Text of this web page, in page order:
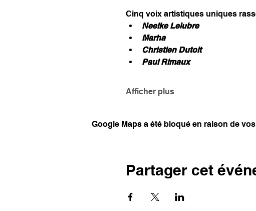
Cinq voix artistiques uniques
Neelke Lelubre
Marha
Christien Dutoit
Paul Rimaux
Afficher plus
Google Maps a été bloqué en raison de
Partager cet